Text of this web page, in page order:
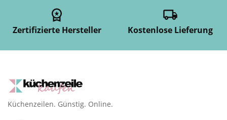
Zertifizierte Hersteller Kostenlose Lieferung
Küchenzeilen. Günstig. Online.